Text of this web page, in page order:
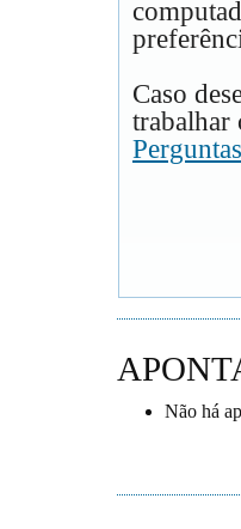
Caso
trabalhar
Não há